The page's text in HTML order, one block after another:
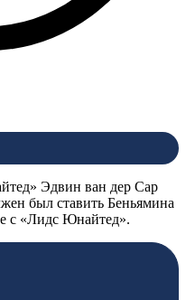
Эдвин ван дер Сар
был ставить Беньямина
с «Лидс Юнайтед».